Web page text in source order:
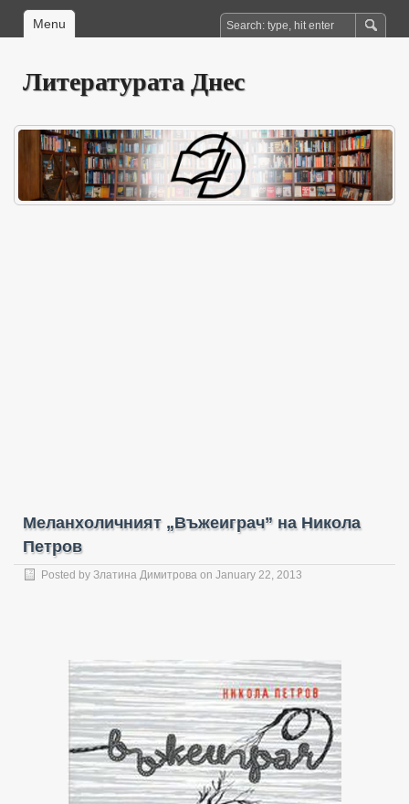
Menu
Литературата Днес
Меланхоличният „Въжеиграч” на Никола
Петров
Posted by Златина Димитрова on January 22, 2013